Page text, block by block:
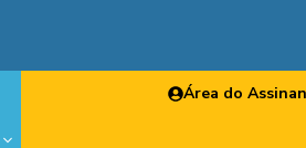
Área do